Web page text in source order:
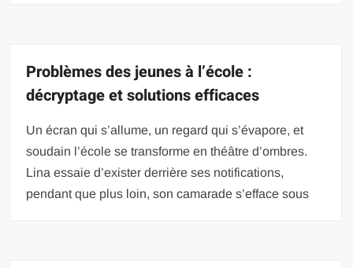
Problèmes des jeunes à l’école :
décryptage et solutions efficaces
Un écran qui s’allume, un regard qui s’évapore, et
soudain l’école se transforme en théâtre d’ombres.
Lina essaie d’exister derrière ses notifications,
pendant que plus loin, son camarade s’efface sous